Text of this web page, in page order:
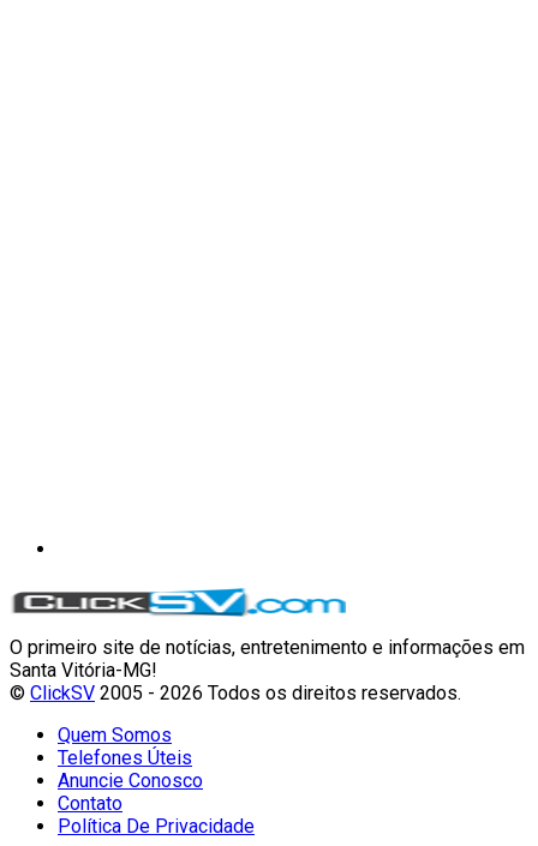
O primeiro site de notícias, entretenimento e informações em
Santa Vitória-MG!
© ClickSV 2005 - 2026 Todos os direitos reservados.
Quem Somos
Telefones Úteis
Anuncie Conosco
Contato
Política De Privacidade